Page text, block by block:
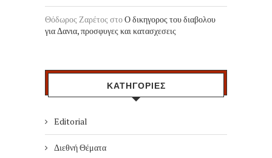
Θόδωρος Ζαρέτος στοΟ δικηγορος του διαβολου
για Δανια, προσφυγες και κατασχεσεις
ΚΑΤΗΓΟΡΙΕΣ
Editorial
Διεθνή Θέματα